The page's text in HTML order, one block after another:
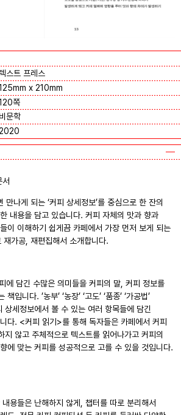
텍스트 프레스
x 210mm
쪽
비문학
서
나게 되는 ‘커피 상세정보’를 중심으로 한 잔의
내용을 담고 있습니다. 커피 자체의 맛과 향과
이 이해하기 쉽게끔 카페에서 가장 먼저 보게 되는
재가공, 재편집해서 소개합니다.
에 담긴 수많은 의미들을 커피의 말, 커피 정보를
입니다. ’농부’ ‘농장’ ‘고도’ ‘품종’ ‘가공법’
상세정보에서 볼 수 있는 여러 항목들에 담긴
다. <커피 읽기>를 통해 독자들은 카페에서 커피
지 않고 주체적으로 텍스트를 읽어나가고 커피의
에 맞는 커피를 성공적으로 고를 수 있을 것입니다.
용들은 난해하지 않게, 챕터를 따로 분리해서